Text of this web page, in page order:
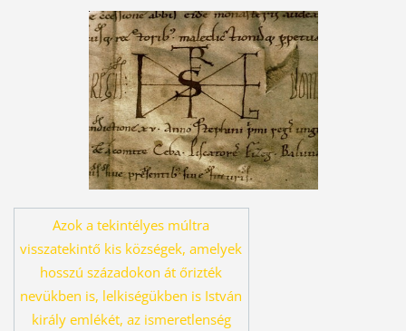
Azok a tekintélyes múltra
visszatekintő kis községek, amelyek
hosszú századokon át őrizték
nevükben is, lelkiségükben is István
király emlékét, az ismeretlenség